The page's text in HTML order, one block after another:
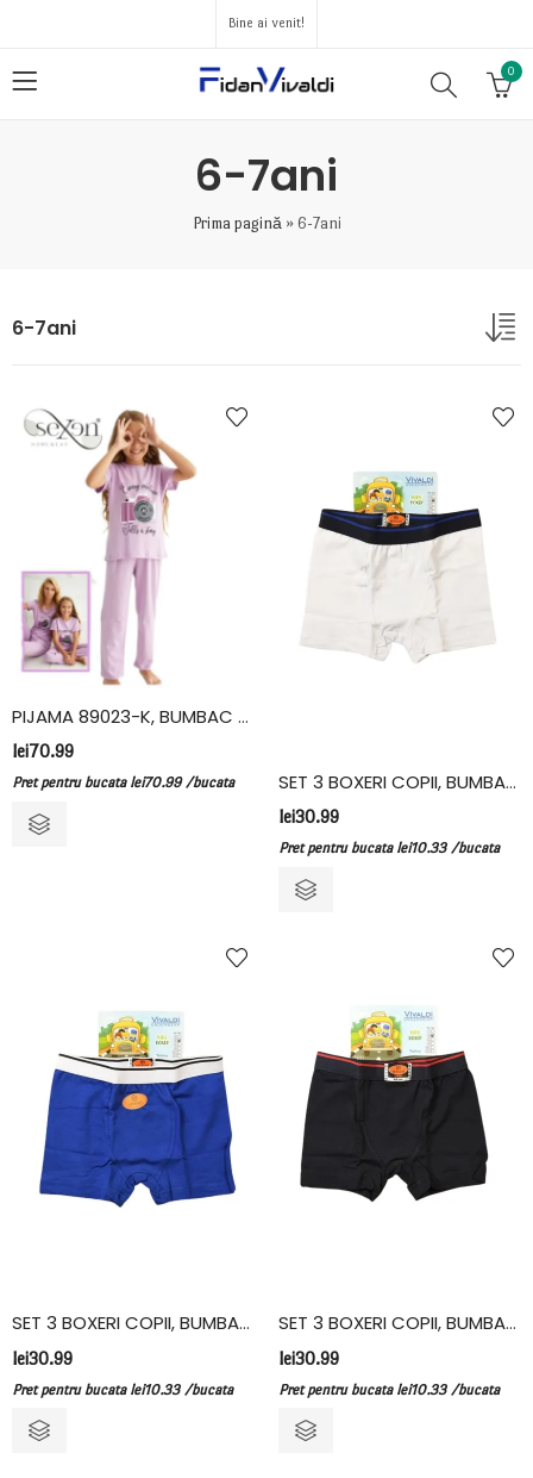
Bine ai venit!
0
6-7ani
Prima pagină» 6-7ani
6-7ani
PIJAMA 89023-K, BUMBAC LYCRA, SEXEN
lei70.99
Pret pentru bucata lei70.99 /bucata SET 3 BOXERI COPII, BUMBAC ELASTAN, VIVALDI, ALB
lei30.99
Pret pentru bucata lei10.33 /bucata
SET 3 BOXERI COPII, BUMBAC ELASTAN, VIVALDI, ALBASTRU
lei30.99
Pret pentru bucata lei10.33 /bucata
SET 3 BOXERI COPII, BUMBAC ELASTAN, VIVALDI, BLUEMARINE
lei30.99
Pret pentru bucata lei10.33 /bucata